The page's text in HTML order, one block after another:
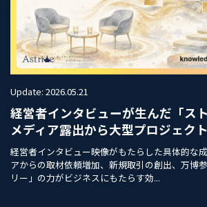
Update: 2026.05.21
経営者インタビューが生んだ「ス
メディア露出から大型プロジェク
経営者インタビュー映像がもたらした具体的な
アからの取材依頼増加、新規取引の創出、万博
リー」の力がビジネスにもたらす効...